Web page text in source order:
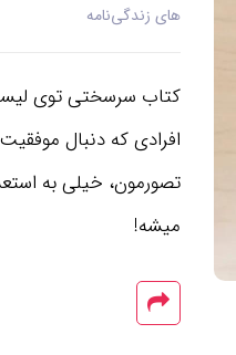
های زندگی‌نامه
کتاب سرسختی توی لیست
افرادی که دنبال
تصورمون، خیلی به
میشه!